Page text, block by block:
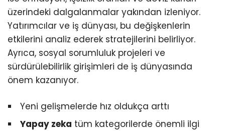
üzerindeki dalgalanmalar yakından izleniyor.
Yatırımcılar ve iş dünyası, bu değişkenlerin
etkilerini analiz ederek stratejilerini belirliyor.
Ayrıca, sosyal sorumluluk projeleri ve
sürdürülebilirlik girişimleri de iş dünyasında
önem kazanıyor.
Yeni gelişmelerde hız oldukça arttı
Yapay zeka tüm kategorilerde önemli ilgi